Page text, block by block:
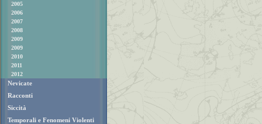
2005
2006
2007
2008
2009
2009
2010
2011
2012
Nevicate
Racconti
Siccità
Temporali e Fenomeni Violenti